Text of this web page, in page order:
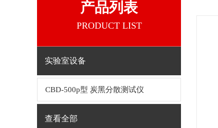
产品列表
PRODUCT LIST
实验室设备
CBD-500p型 炭黑分散测试仪
查看全部